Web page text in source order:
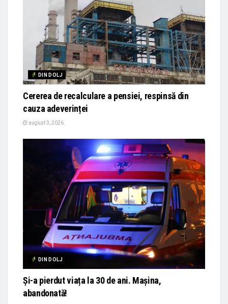
DIN DOLJ
Cererea de recalculare a pensiei, respinsă din
cauza adeverinței
august 3, 2026
DIN DOLJ
Și-a pierdut viața la 30 de ani. Mașina,
abandonată!